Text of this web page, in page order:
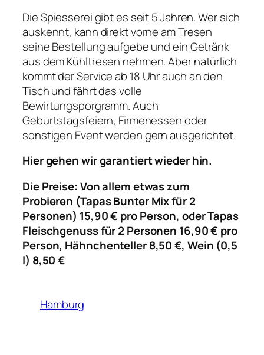
Die Spiesserei gibt es seit 5 Jahren. Wer sich
auskennt, kann direkt vorne am Tresen
seine Bestellung aufgebe und ein Getränk
aus dem Kühltresen nehmen. Aber natürlich
kommt der Service ab 18 Uhr auch an den
Tisch und fährt das volle
Bewirtungsporgramm. Auch
Geburtstagsfeiern, Firmenessen oder
sonstigen Event werden gern ausgerichtet.
Hier gehen wir garantiert wieder hin.
Die Preise: Von allem etwas zum
Probieren (Tapas Bunter Mix für 2
Personen) 15,90 € pro Person, oder Tapas
Fleischgenuss für 2 Personen 16,90 € pro
Person, Hähnchenteller 8,50 €, Wein (0,5
l) 8,50 €
Hamburg